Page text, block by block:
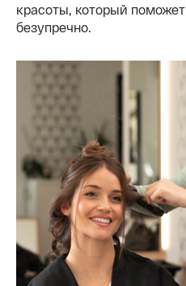
красоты, который
безупречно.